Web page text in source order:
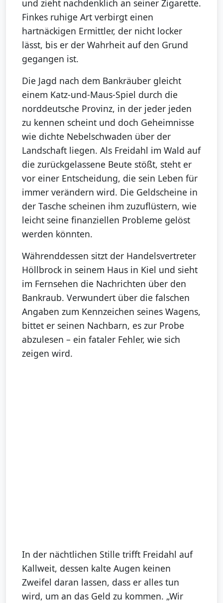
und zieht nachdenklich an seiner Zigarette.
Finkes ruhige Art verbirgt einen
hartnäckigen Ermittler, der nicht locker
lässt, bis er der Wahrheit auf den Grund
gegangen ist.
Die Jagd nach dem Bankräuber gleicht
einem Katz-und-Maus-Spiel durch die
norddeutsche Provinz, in der jeder jeden
zu kennen scheint und doch Geheimnisse
wie dichte Nebelschwaden über der
Landschaft liegen. Als Freidahl im Wald auf
die zurückgelassene Beute stößt, steht er
vor einer Entscheidung, die sein Leben für
immer verändern wird. Die Geldscheine in
der Tasche scheinen ihm zuzuflüstern, wie
leicht seine finanziellen Probleme gelöst
werden könnten.
Währenddessen sitzt der Handelsvertreter
Höllbrock in seinem Haus in Kiel und sieht
im Fernsehen die Nachrichten über den
Bankraub. Verwundert über die falschen
Angaben zum Kennzeichen seines Wagens,
bittet er seinen Nachbarn, es zur Probe
abzulesen – ein fataler Fehler, wie sich
zeigen wird.
In der nächtlichen Stille trifft Freidahl auf
Kallweit, dessen kalte Augen keinen
Zweifel daran lassen, dass er alles tun
wird, um an das Geld zu kommen. „Wir